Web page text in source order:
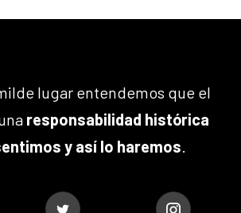
lugar entendemos que el
responsabilidad histórica
y así lo haremos.